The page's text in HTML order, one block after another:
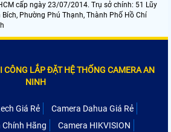
cấp ngày 23/07/2014. Trụ sở chính: 51 Lũy
Bích, Phường Phú Thạnh, Thành Phố Hồ Chí
CÔNG LẮP ĐẶT HỆ THỐNG CAMERA AN
NINH
Giá Rẻ
Camera Dahua Giá Rẻ
Hãng
Camera HIKVISION